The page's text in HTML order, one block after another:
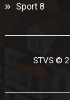
Sport 8
STVS ©